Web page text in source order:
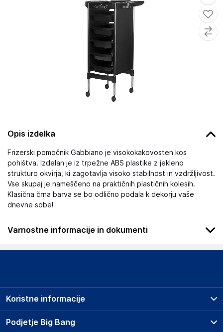
Opis izdelka
Frizerski pomočnik Gabbiano je visokokakovosten kos
pohištva. Izdelan je iz trpežne ABS plastike z jekleno
strukturo okvirja, ki zagotavlja visoko stabilnost in vzdržljivost.
Vse skupaj je nameščeno na praktičnih plastičnih kolesih.
Klasična črna barva se bo odlično podala k dekorju vaše
dnevne sobe!
Varnostne informacije in dokumenti
Podatki o proizvajalcu
SUPER MERCHANT SPÓŁKA AKCYJNA
Poland
Podjetje Big Bang
Koristne informacije
Prodajna mesta